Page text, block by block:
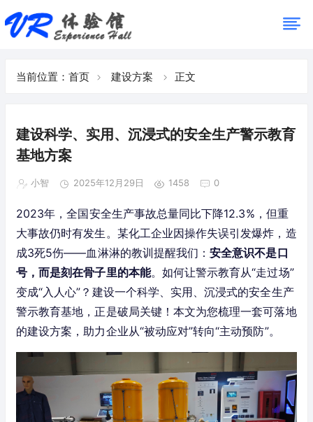
当前位置： 首页 建设方案 正文
建设科学、实用、沉浸式的安全生产警示教育
基地方案
小智 2025年12月29日 1458 0
2023年，全国安全生产事故总量同比下降12.3%，但重
大事故仍时有发生。某化工企业因操作失误引发爆炸，造
成3死5伤——血淋淋的教训提醒我们：安全意识不是口
号，而是刻在骨子里的本能。如何让警示教育从“走过场”
变成“入人心”？建设一个科学、实用、沉浸式的安全生产
警示教育基地，正是破局关键！本文为您梳理一套可落地
的建设方案，助力企业从“被动应对”转向“主动预防”。